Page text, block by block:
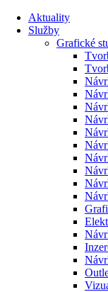
Aktuality
Služby
Grafické